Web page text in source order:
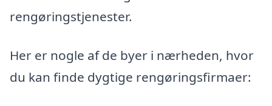
rengøringstjenester.
Her er nogle af de byer i nærheden, hvor
du kan finde dygtige rengøringsfirmaer: